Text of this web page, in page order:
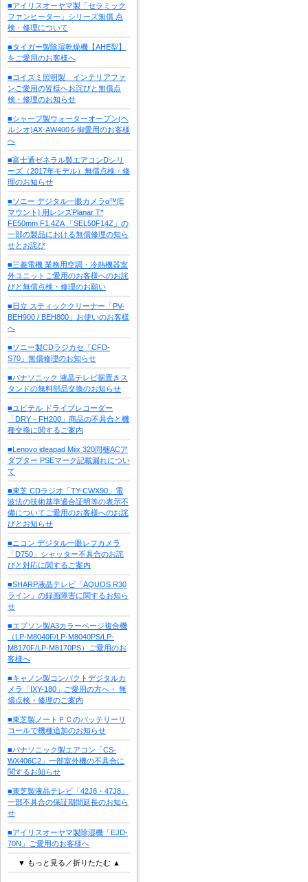
■アイリスオーヤマ製「セラミック
ファンヒーター」シリーズ無償 点
検・修理について
■タイガー製除湿乾燥機【AHE型】
をご愛用のお客様へ
■コイズミ照明製 インテリアファ
ンご愛用の皆様へお詫びと無償点
検・修理のお知らせ
■シャープ製ウォーターオーブン(ヘ
ルシオ)AX-AW400を御愛用のお客様
へ
■富士通ゼネラル製エアコンDシリ
ーズ（2017年モデル）無償点検・修
理のお知らせ
■ソニー デジタル一眼カメラα™[E
マウント] 用レンズPlanar T*
FE50mm F1.4ZA 「SEL50F14Z」の
一部の製品における無償修理の知ら
せとお詫び
■三菱電機 業務用空調・冷熱機器室
外ユニットご愛用のお客様へのお詫
びと無償点検・修理のお願い
■日立 スティッククリーナー「PV-
BEH900 / BEH800」お使いのお客様
へ
■ソニー製CDラジカセ「CFD-
S70」無償修理のお知らせ
■パナソニック 液晶テレビ据置きス
タンドの無料部品交換のお知らせ
■ユピテル ドライブレコーダー
「DRY－FH200」商品の不具合と機
種交換に関するご案内
■Lenovo ideapad Miix 320同梱ACア
ダプター PSEマーク記載漏れについ
て
■東芝 CDラジオ「TY-CWX90」電
波法の技術基準適合証明等の表示不
備についてご愛用のお客様へのお詫
びとお知らせ
■ニコン デジタル一眼レフカメラ
「D750」シャッター不具合のお詫
びと対応に関するご案内
■SHARP液晶テレビ「AQUOS R30
ライン」の録画障害に関するお知ら
せ
■エプソン製A3カラーページ複合機
（LP-M8040F/LP-M8040PS/LP-
M8170F/LP-M8170PS）ご愛用のお
客様へ
■キャノン製コンパクトデジタルカ
メラ「IXY-180」ご愛用の方へ・ 無
償点検・修理のご案内
■東芝製ノートＰＣのバッテリーリ
コールで機種追加のお知らせ
■パナソニック製エアコン「CS-
WX406C2」一部室外機の不具合に
関するお知らせ
■東芝製液晶テレビ「42J8・47J8」
一部不具合の保証期間延長のお知ら
せ
■アイリスオーヤマ製除湿機「EJD-
70N」ご愛用のお客様へ
▼ もっと見る／折りたたむ ▲